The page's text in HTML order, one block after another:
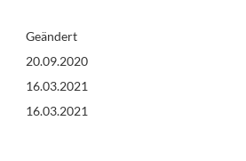
Geändert
20.09.2020
16.03.2021
16.03.2021